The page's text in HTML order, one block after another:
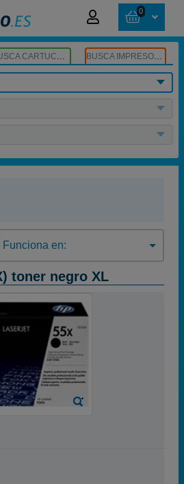
0
BUSCA CARTUCHOS BUSCA IMPRESORA
Funciona en:
toner negro XL